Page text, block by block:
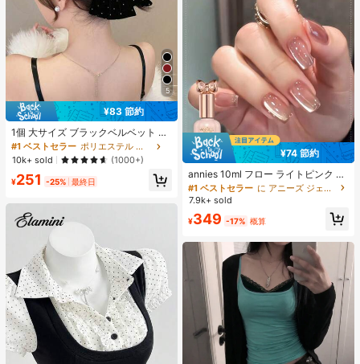
5
¥83 節約
1個 大サイズ ブラックベルベット リ
ボン ヘアクリップ クリスタルライン
ストーン装飾付き、エレガントな二
重レイヤー フロック加工リボン レデ
ィース用
#1 ベストセラー
ポリエステル 髪の爪
売り切れ間近！
#1 ベストセラー
ポリエステル 髪の爪
売り切れ間近！
#1 ベストセラー
ポリエステル 髪の爪
売り切れ間近！
#1 ベストセラー
売り切れ間近！
10k+ sold (1000+)
¥251 -25% 最終日
¥74 節約
annies 10ml フロー ライトピンク キ
ャットアイ ジェルネイルポリッシュ
ウルトラシャイン UVジェル ミラー
グラス キャットマグネットジェル ワ
ニス ネイルサプライ
#1 ベストセラー
に アニーズ ジェルネイルポリッシュ
売り切れ間近！
#1 ベストセラー
売り切れ間近！
#1 ベストセラー
売り切れ間近！
#1 ベストセラー
に アニーズ ジェルネイルポリッシュ
売り切れ間近！
7.9k+ sold
¥349 -17% 概算